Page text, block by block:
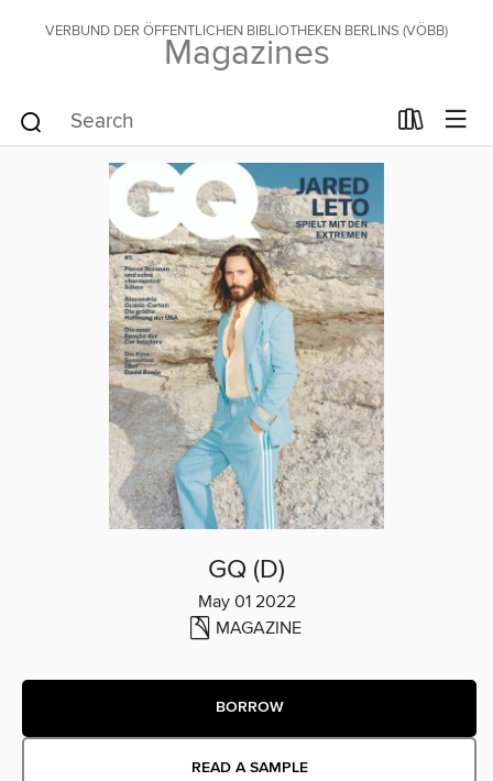
VERBUND DER ÖFFENTLICHEN BIBLIOTHEKEN BERLINS (VÖBB)
Magazines
GQ (D)
May 01 2022
MAGAZINE
BORROW
READ A SAMPLE